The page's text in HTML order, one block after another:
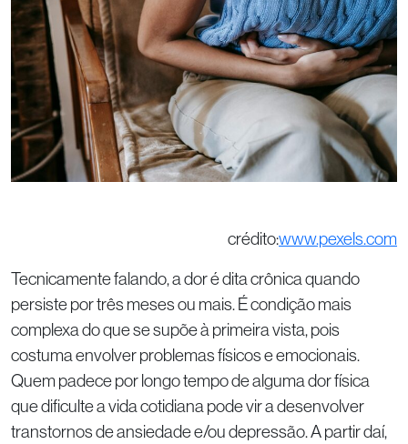
crédito:www.pexels.com
Tecnicamente falando, a dor é dita crônica quando
persiste por três meses ou mais. É condição mais
complexa do que se supõe à primeira vista, pois
costuma envolver problemas físicos e emocionais.
Quem padece por longo tempo de alguma dor física
que dificulte a vida cotidiana pode vir a desenvolver
transtornos de ansiedade e/ou depressão. A partir daí,